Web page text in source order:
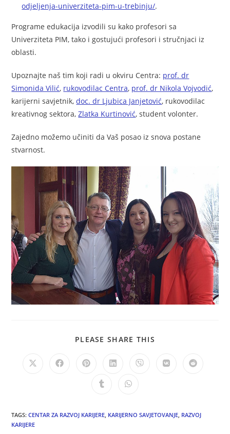
odjeljenja-univerziteta-pim-u-trebinju/.
Programe edukacija izvodili su kako profesori sa
Univerziteta PIM, tako i gostujući profesori i stručnjaci iz
oblasti.
Upoznajte naš tim koji radi u okviru Centra: prof. dr
Simonida Vilić, rukovodilac Centra, prof. dr Nikola Vojvodić,
karijerni savjetnik,doc. dr Ljubica Janjetović, rukovodilac
kreativnog sektora,Zlatka Kurtinović, student volonter.
Zajedno možemo učiniti da Vaš posao iz snova postane
stvarnost.
PLEASE SHARE THIS
TAGS:CENTAR ZA RAZVOJ KARIJERE KARIJERNO SAVJETOVANJE RAZVOJ
KARIJERE